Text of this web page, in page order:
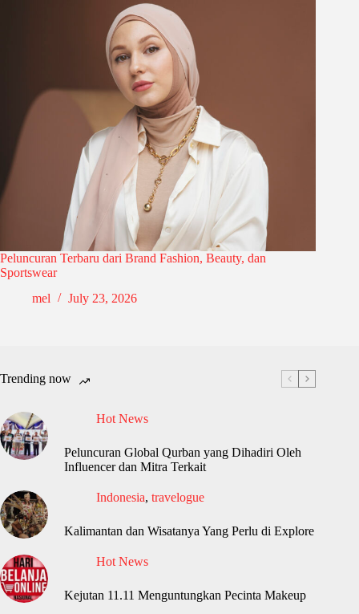
Peluncuran Terbaru dari Brand Fashion, Beauty, dan
Sportswear
mel
July 23, 2026
Trending now
Hot News
Peluncuran Global Qurban yang Dihadiri Oleh
Influencer dan Mitra Terkait
Indonesia, travelogue
Kalimantan dan Wisatanya Yang Perlu di Explore
Hot News
Kejutan 11.11 Menguntungkan Pecinta Makeup